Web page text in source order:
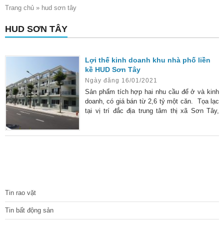
Trang chủ » hud sơn tây
HUD SƠN TÂY
Lợi thế kinh doanh khu nhà phố liền
kề HUD Sơn Tây
Ngày đăng 16/01/2021
Sản phẩm tích hợp hai nhu cầu để ở và kinh
doanh, có giá bán từ 2,6 tỷ một căn. Tọa lạc
tại vị trí đắc địa trung tâm thị xã Sơn Tây,
Tin rao vặt
Tin bất động sản